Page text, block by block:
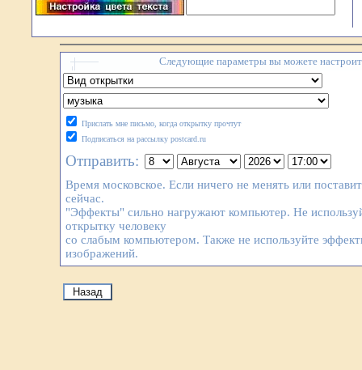
Следующие параметры вы можете
Прислать мне письмо, когда открытку прочтут
Подписаться на рассылку postcard.ru
Отправить:
Время московское. Если ничего не менять или
сейчас.
"Эффекты" сильно нагружают компьютер. Не
открытку человеку
со слабым компьютером. Также не используйте
изображений.